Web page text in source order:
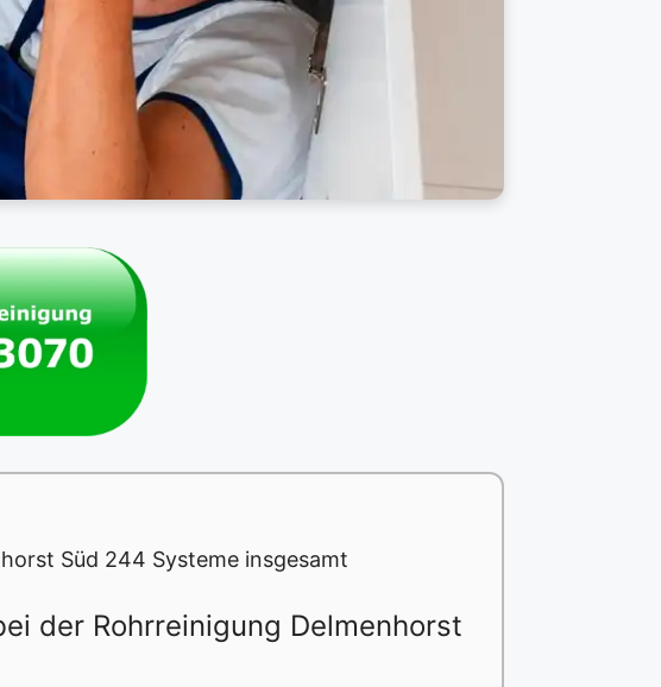
Süd 244 Systeme insgesamt
der Rohrreinigung Delmenhorst